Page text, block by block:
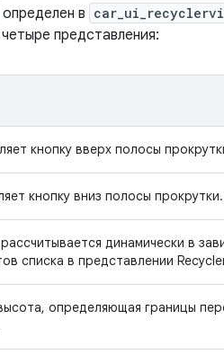
определен в
представления:
кнопку вверх полосы
кнопку вниз полосы прокрутки.
динамически в
списка в представлении
определяющая границы